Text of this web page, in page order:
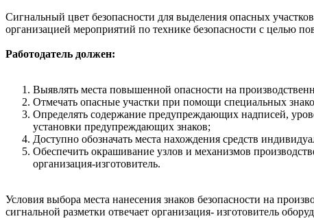
Сигнальный цвет безопасности для выделения опасных
организацией мероприятий по технике безопасности с целью
Работодатель должен:
Выявлять места повышенной опасности на
Отмечать опасные участки при помощи специальных
Определять содержание предупреждающих надписей,
установки предупреждающих знаков;
Доступно обозначать места нахождения средств
Обеспечить окрашивание узлов и механизмов
организация-изготовитель.
Условия выбора места нанесения знаков безопасности на
сигнальной разметки отвечает организация- изготовитель